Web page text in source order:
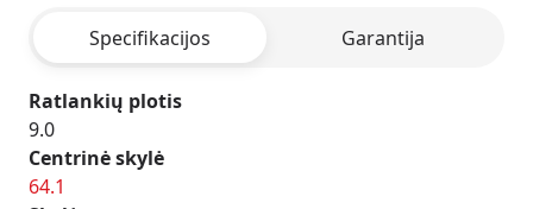
Specifikacijos Garantija
Ratlankių plotis
9.0
Centrinė skylė
64.1